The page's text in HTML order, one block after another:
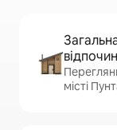
місті